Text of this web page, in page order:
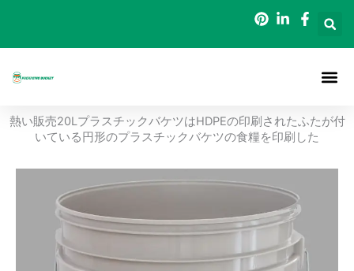
を
プ熱い販売20LプラスチックバケツはHDPEの印刷されたふたが付
いている円形のプラスチックバケツの食糧を印刷した